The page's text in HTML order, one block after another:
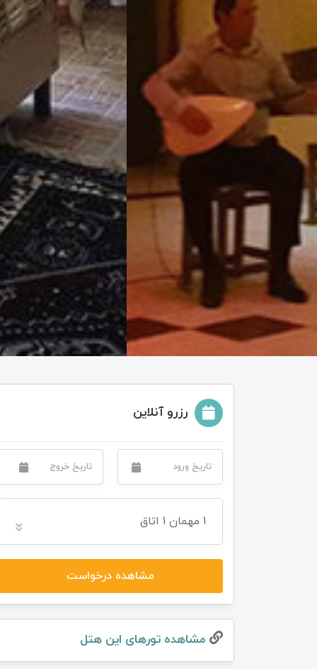
رزرو آنلاین
1 مهمان 1 اتاق
مشاهده درخواست
مشاهده تور‌های این هتل
تور چابهار
تور مرداب هسل
تور کاشان
تور اصفهان
تور ترکمن صحرا
تور آفرود